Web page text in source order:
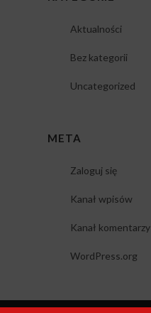
Aktualności
Bez kategorii
Uncategorized
META
Zaloguj się
Kanał wpisów
Kanał komentarzy
WordPress.org